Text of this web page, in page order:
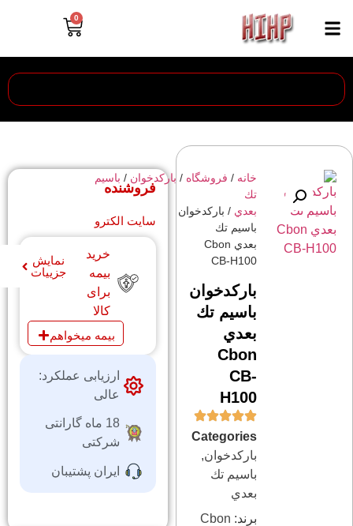
0
فروشنده
سایت الکترو
خرید
بیمه
برای
کالا
نمایش
جزییات
بیمه میخواهم
ارزیابی عملکرد:
عالی
18 ماه گارانتی
شرکتی
ایران پشتیبان
خانه / فروشگاه / باركدخوان / باسيم
تك
بعدي / باركدخوان
باسيم تك
بعدي Cbon
CB-H100
باركدخوان
باسيم تك
بعدي
Cbon
CB-
H100
Categories
باركدخوان,
باسيم تك
بعدي
برند: Cbon